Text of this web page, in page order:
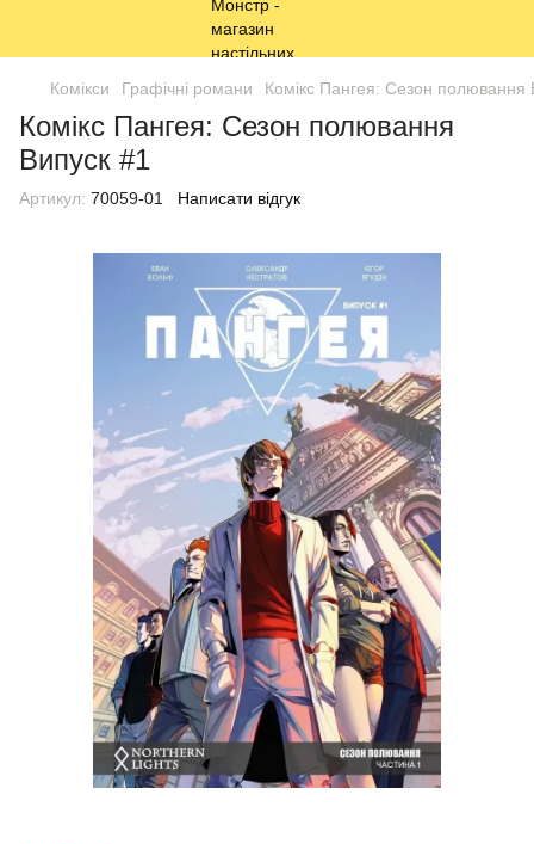
Комікси Графічні романи Комікс Пангея: Сезон полювання
Комікс Пангея: Сезон полювання
Випуск #1
Артикул: 70059-01 Написати відгук